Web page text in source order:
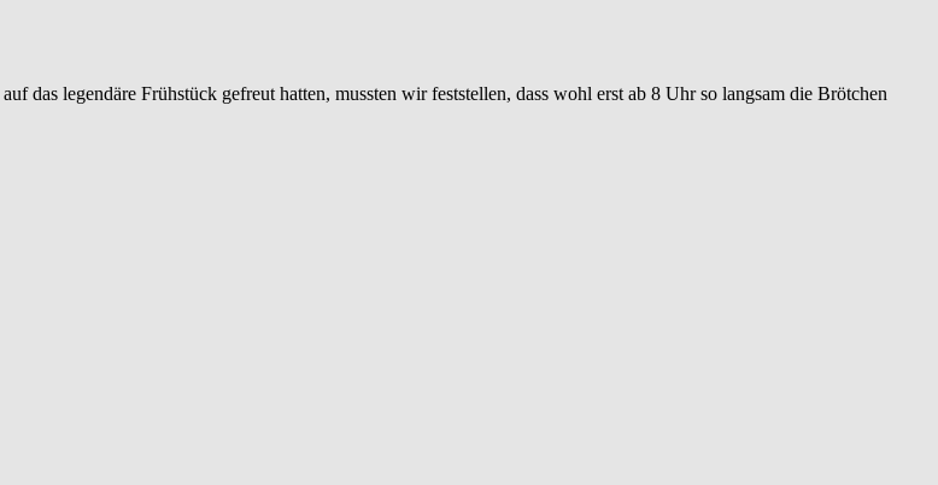
das legendäre Frühstück gefreut hatten, mussten wir feststellen, dass wohl erst ab 8 Uhr so langsam die Brötchen